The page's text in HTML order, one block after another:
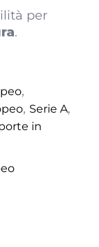
per
.
,
, Serie A,
in